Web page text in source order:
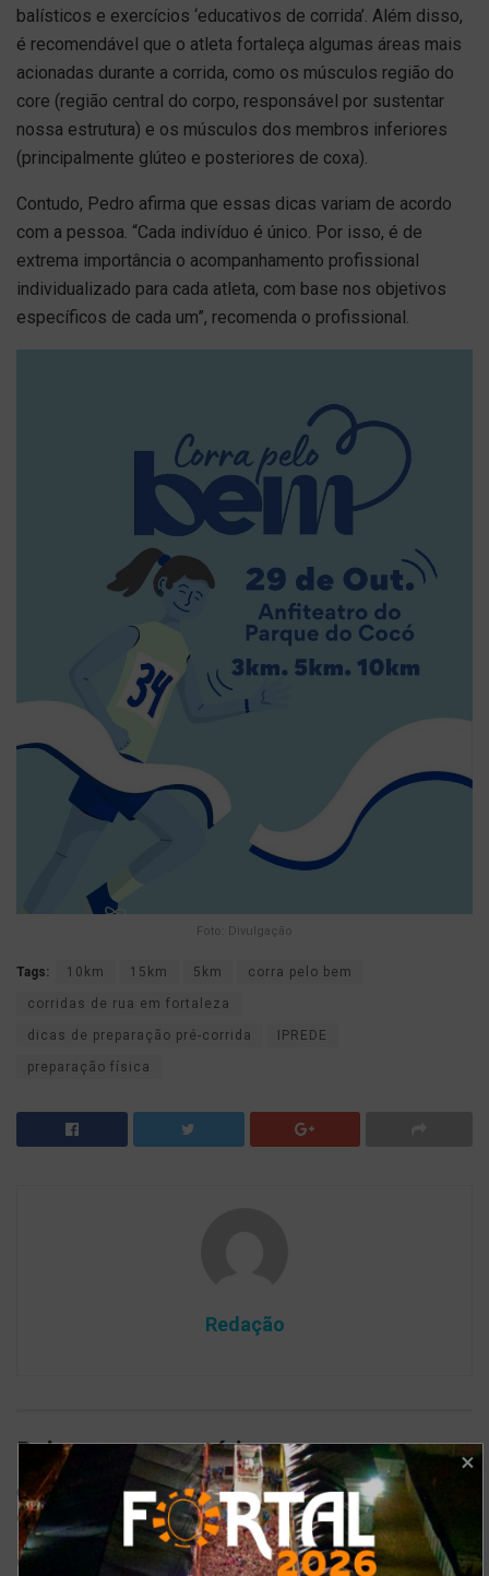
balísticos e exercícios ‘educativos de corrida’. Além disso,
é recomendável que o atleta fortaleça algumas áreas mais
acionadas durante a corrida, como os músculos região do
core (região central do corpo, responsável por sustentar
nossa estrutura) e os músculos dos membros inferiores
(principalmente glúteo e posteriores de coxa).
Contudo, Pedro afirma que essas dicas variam de acordo
com a pessoa. “Cada indivíduo é único. Por isso, é de
extrema importância o acompanhamento profissional
individualizado para cada atleta, com base nos objetivos
específicos de cada um”, recomenda o profissional.
Foto: Divulgação
Tags: 10km 15km 5km corra pelo bem
corridas de rua em fortaleza
dicas de preparação pré-corrida IPREDE
preparação física
Redação
Deixe um comentário
O seu endereço de e-mail não será publicado.Campos
obrigatórios são marcados com*
Comentário